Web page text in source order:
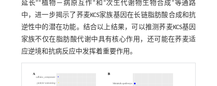
延长”“植物－病原互作”和“次生代谢物生物合成”等通路
中，进一步揭示了荞麦KCS家族基因在长链脂肪酸合成和抗
逆性中的潜在功能。结合以上结果，可以推测荞麦KCS基因
家族不仅在脂肪酸代谢中具有核心作用，还可能在荞麦适
应逆境和抗病反应中发挥着重要作用。